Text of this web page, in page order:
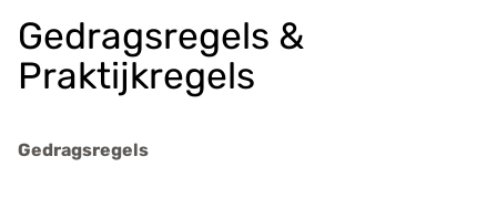
g
e
g
v
Gedragsregels &
Praktijkregels
Gedragsregels